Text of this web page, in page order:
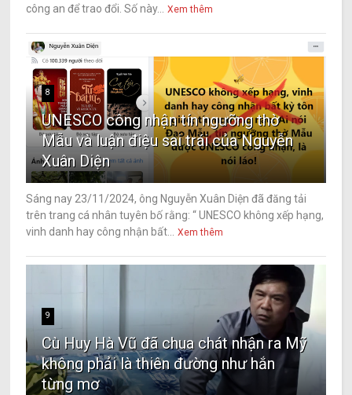
công an để trao đổi. Số này...
Xem thêm
8
UNESCO công nhận tín ngưỡng thờ
Mẫu và luận điệu sai trái của Nguyễn
Xuân Diện
Sáng nay 23/11/2024, ông Nguyễn Xuân Diện đã đăng tải
trên trang cá nhân tuyên bố rằng: “ UNESCO không xếp hạng,
vinh danh hay công nhận bất...
Xem thêm
9
Cù Huy Hà Vũ đã chua chát nhận ra Mỹ
không phải là thiên đường như hắn
từng mơ